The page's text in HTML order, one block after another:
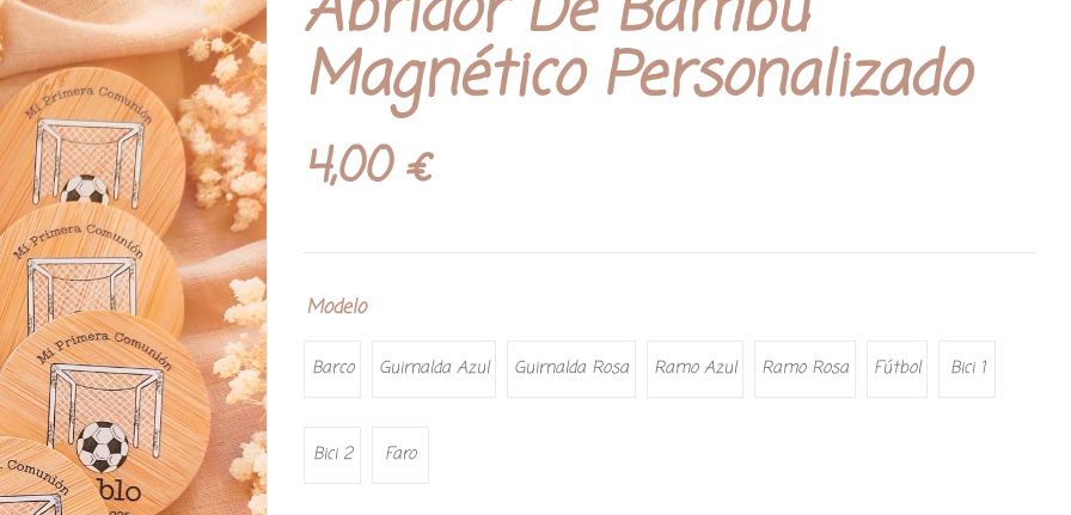
Magnético Personalizado
4,00€
Modelo
Barco Guirnalda Azul Guirnalda Rosa Ramo Azul Ramo Rosa Fútbol Bici 1
Bici 2 Faro